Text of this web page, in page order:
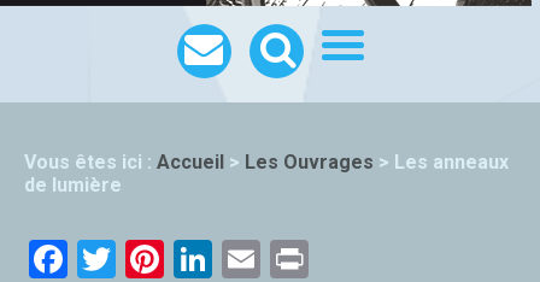
Vous êtes ici : Accueil > Les Ouvrages > Les anneaux
de lumière
Facebook
TwitterPinterest
LinkedIn
Email